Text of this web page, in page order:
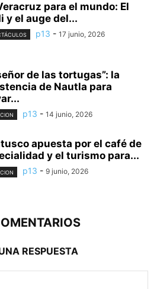
para el mundo: El
y el auge del...
p13 - 17 junio, 2026
de las tortugas”: la
de Nautla para
p13 - 14 junio, 2026
apuesta por el café de
y el turismo para...
p13 - 9 junio, 2026
RESPUESTA